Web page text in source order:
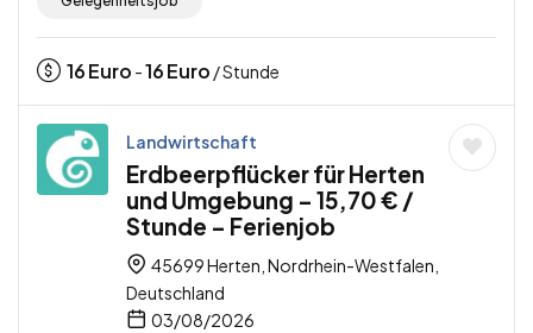
16Euro -16Euro / Stunde
Landwirtschaft
Erdbeerpflücker für Herten
und Umgebung – 15,70 € /
Stunde – Ferienjob
45699 Herten, Nordrhein-Westfalen,
Deutschland
03/08/2026